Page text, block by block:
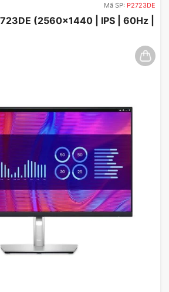
MSI MAG 275F 27 inch FHD IPS
những yếu tố quan trọng
hình gaming là khả năng mang
game tốt nhất cho người sử
khá nổi bật trong việc tối ưu
Tần số quét cao cho phép
hình ảnh thủ công nhiều hơn
thời gian, giúp cho chuyển
kỳ mượt mà và chính xác hơn.
quét cao trong gameplay
Mã SP: P2723DE
(2560×1440 | IPS | 60Hz |